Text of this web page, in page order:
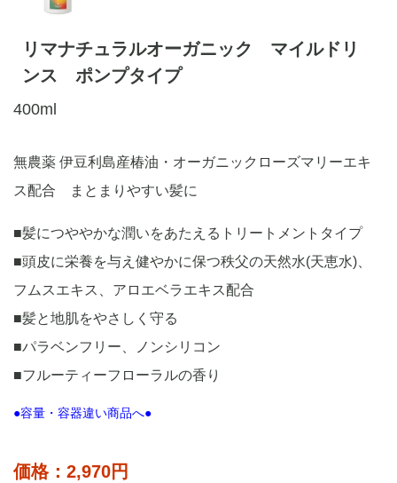
リマナチュラルオーガニック マイルドリ
ンス ポンプタイプ
400ml
無農薬 伊豆利島産椿油・オーガニックローズマリーエキ
ス配合 まとまりやすい髪に
■髪につややかな潤いをあたえるトリートメントタイプ
■頭皮に栄養を与え健やかに保つ秩父の天然水(天恵水)、
フムスエキス、アロエベラエキス配合
■髪と地肌をやさしく守る
■パラベンフリー、ノンシリコン
■フルーティーフローラルの香り
●容量・容器違い商品へ●
価格：2,970円